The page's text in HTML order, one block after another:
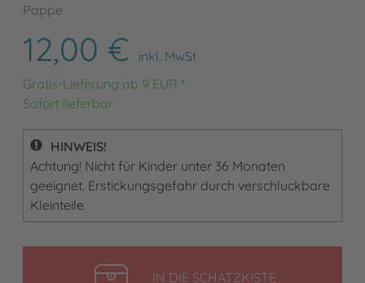
Pappe
12,00 €
inkl. MwSt
Gratis-Lieferung ab 9 EUR *
Sofort lieferbar
HINWEIS!
Achtung! Nicht für Kinder unter 36 Monaten
geeignet. Erstickungsgefahr durch verschluckbare
Kleinteile.
IN DIE SCHATZKISTELEGEN